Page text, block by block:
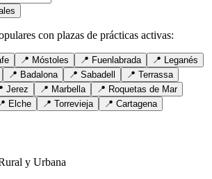
con plazas de prácticas activas:
📍 Móstoles 📍 Fuenlabrada 📍 Leganés
📍 Badalona 📍 Sabadell 📍 Terrassa
Jerez 📍 Marbella 📍 Roquetas de Mar
Elche 📍 Torrevieja 📍 Cartagena
y Urbana